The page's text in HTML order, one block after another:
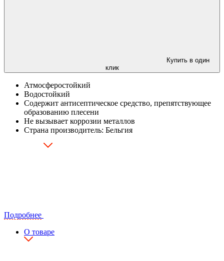
Купить в один
клик
Атмосферостойкий
Водостойкий
Содержит антисептическое средство, препятствующее
образованию плесени
Не вызывает коррозии металлов
Страна производитель: Бельгия
Подробнее
О товаре